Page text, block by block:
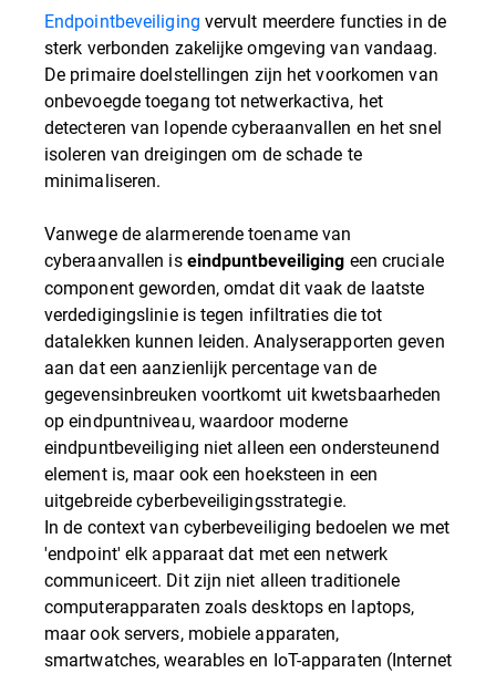
Endpointbeveiliging vervult meerdere functies in de
sterk verbonden zakelijke omgeving van vandaag.
De primaire doelstellingen zijn het voorkomen van
onbevoegde toegang tot netwerkactiva, het
detecteren van lopende cyberaanvallen en het snel
isoleren van dreigingen om de schade te
minimaliseren.
Vanwege de alarmerende toename van
cyberaanvallen is eindpuntbeveiliging een cruciale
component geworden, omdat dit vaak de laatste
verdedigingslinie is tegen infiltraties die tot
datalekken kunnen leiden. Analyserapporten geven
aan dat een aanzienlijk percentage van de
gegevensinbreuken voortkomt uit kwetsbaarheden
op eindpuntniveau, waardoor moderne
eindpuntbeveiliging niet alleen een ondersteunend
element is, maar ook een hoeksteen in een
uitgebreide cyberbeveiligingsstrategie.
In de context van cyberbeveiliging bedoelen we met
'endpoint' elk apparaat dat met een netwerk
communiceert. Dit zijn niet alleen traditionele
computerapparaten zoals desktops en laptops,
maar ook servers, mobiele apparaten,
smartwatches, wearables en IoT-apparaten (Internet